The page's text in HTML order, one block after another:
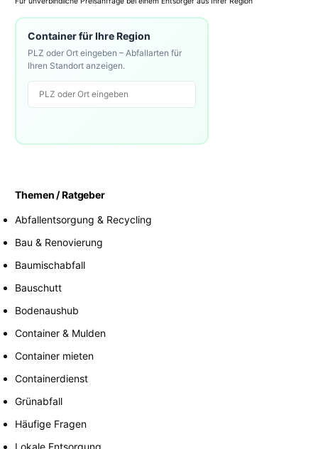
Container für Ihre Region
PLZ oder Ort eingeben – Abfallarten für
Ihren Standort anzeigen.
Themen / Ratgeber
Abfallentsorgung & Recycling
Bau & Renovierung
Baumischabfall
Bauschutt
Bodenaushub
Container & Mulden
Container mieten
Containerdienst
Grünabfall
Häufige Fragen
Lokale Entsorgung